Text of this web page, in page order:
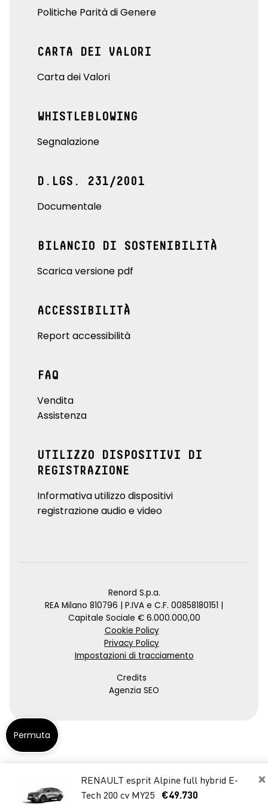
×
RENAULT esprit Alpine full hybrid E-
Tech 200 cv MY25
€49.730
Politiche Parità di Genere
CARTA DEI VALORI
Carta dei Valori
WHISTLEBLOWING
Segnalazione
D.LGS. 231/2001
Documentale
BILANCIO DI SOSTENIBILITÀ
Scarica versione pdf
ACCESSIBILITÀ
Report accessibilità
FAQ
Vendita
Assistenza
UTILIZZO DISPOSITIVI DI
REGISTRAZIONE
Informativa utilizzo dispositivi
registrazione audio e video
Renord S.p.a.
REA Milano 810796 | P.IVA e C.F. 00858180151 |
Capitale Sociale € 6.000.000,00
Cookie Policy
Privacy Policy
Impostazioni di tracciamento
Credits
Agenzia SEO
Permuta